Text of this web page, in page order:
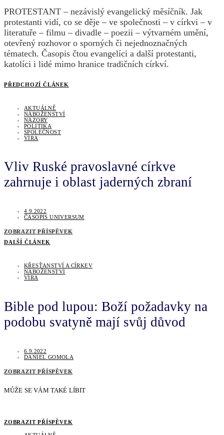
PROTESTANT – nezávislý evangelický měsíčník. Jak
protestanti vidí, co se děje – ve společnosti – v církvi – v
literatuře – filmu – divadle – poezii – výtvarném umění,
otevřený rozhovor o sporných či nejednoznačných
tématech. Časopis čtou evangelíci a další protestanti,
katolíci i lidé mimo hranice tradičních církví.
PŘEDCHOZÍ ČLÁNEK
AKTUÁLNĚ
NÁBOŽENSTVÍ
NÁZORY
POLITIKA
SPOLEČNOST
VÍRA
Vliv Ruské pravoslavné církve
zahrnuje i oblast jaderných zbraní
4.9.2022
ČASOPIS UNIVERSUM
ZOBRAZIT PŘÍSPĚVEK
DALŠÍ ČLÁNEK
KŘESŤANSTVÍ A CÍRKEV
NÁBOŽENSTVÍ
VÍRA
Bible pod lupou: Boží požadavky na
podobu svatyně mají svůj důvod
6.9.2022
DANIEL GOMOLA
ZOBRAZIT PŘÍSPĚVEK
MŮŽE SE VÁM TAKÉ LÍBIT
ZOBRAZIT PŘÍSPĚVEK